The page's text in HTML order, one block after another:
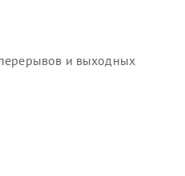
и выходных